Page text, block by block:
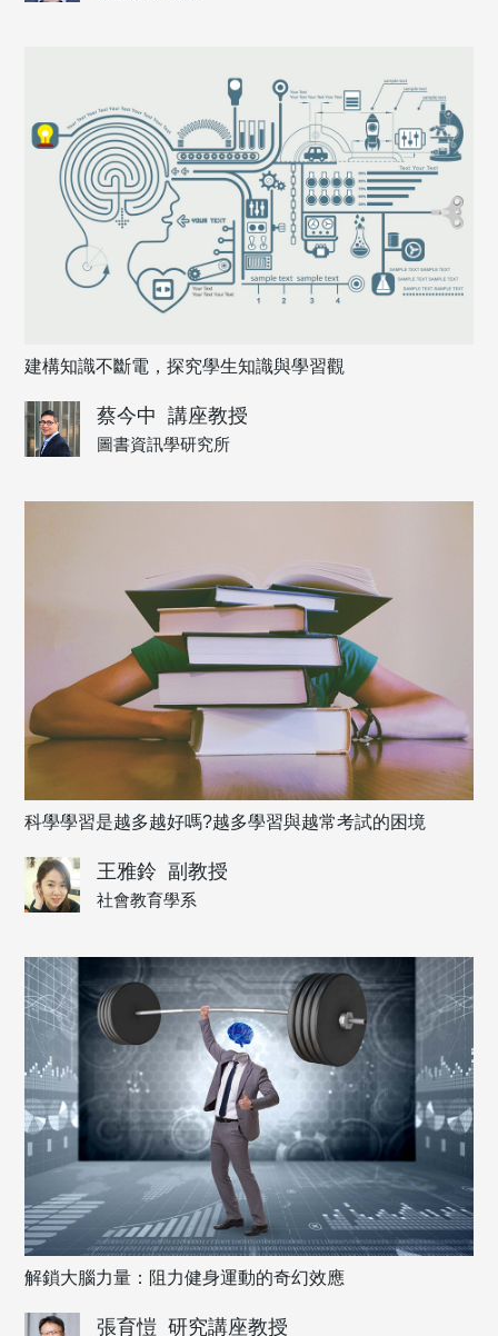
建構知識不斷電，探究學生知識與學習觀
蔡今中 講座教授
圖書資訊學研究所
科學學習是越多越好嗎?越多學習與越常考試的困境
王雅鈴 副教授
社會教育學系
解鎖大腦力量：阻力健身運動的奇幻效應
張育愷 研究講座教授